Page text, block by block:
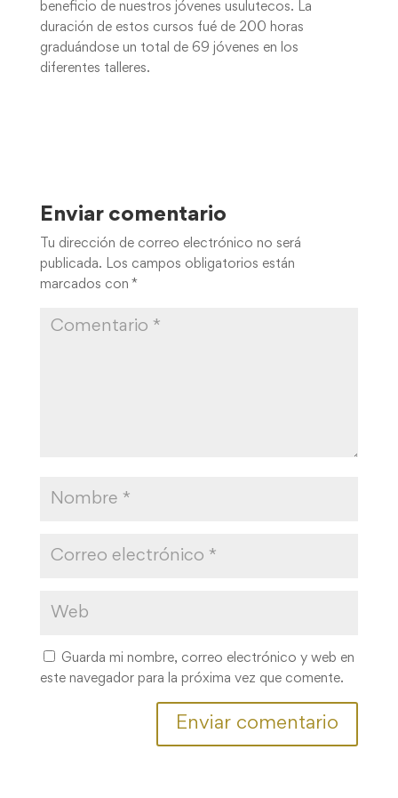
beneficio de nuestros jóvenes usulutecos. La
duración de estos cursos fué de 200 horas
graduándose un total de 69 jóvenes en los
diferentes talleres.
Enviar comentario
Tu dirección de correo electrónico no será
publicada.
Los campos obligatorios están
marcados con *
Guarda mi nombre, correo electrónico y web en
este navegador para la próxima vez que comente.